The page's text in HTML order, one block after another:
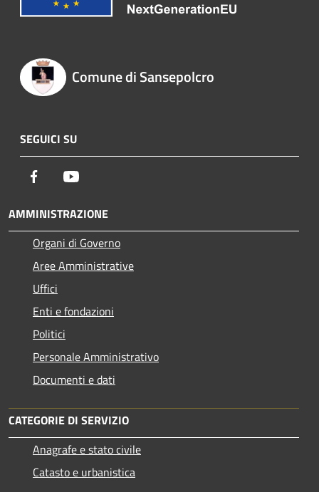
Comune di Sansepolcro
SEGUICI SU
Facebook
AMMINISTRAZIONE
Organi di Governo
Aree Amministrative
Uffici
Enti e fondazioni
Politici
Personale Amministrativo
Documenti e dati
CATEGORIE DI SERVIZIO
Anagrafe e stato civile
Catasto e urbanistica